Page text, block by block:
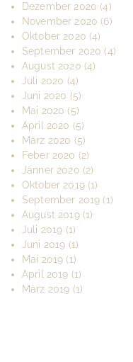
Dezember 2020 (4)
November 2020 (6)
Oktober 2020 (4)
September 2020 (4)
August 2020 (4)
Juli 2020 (4)
Juni 2020 (5)
Mai 2020 (5)
April 2020 (5)
März 2020 (5)
Feber 2020 (2)
Jänner 2020 (2)
Oktober 2019(1)
September 2019 (1)
August 2019(1)
Juli 2019 (1)
Juni 2019 (1)
Mai 2019 (1)
April 2019 (1)
März 2019 (1)